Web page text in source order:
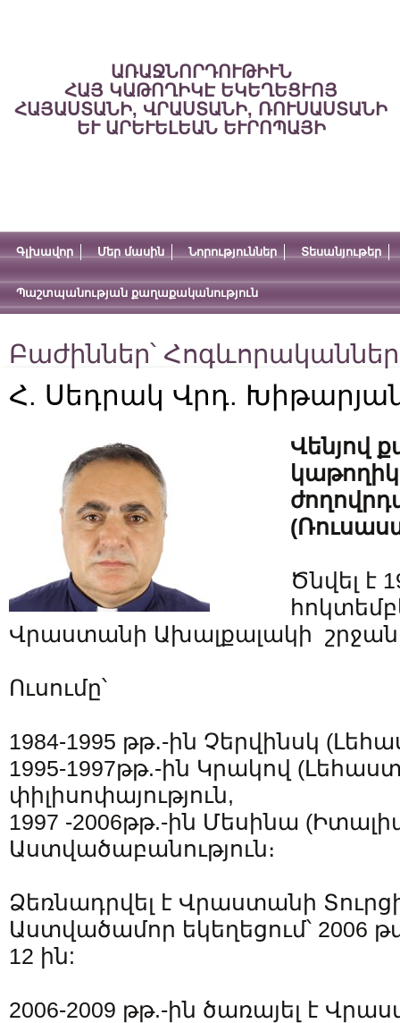
ԱՌԱՋՆՈՐԴՈՒԹԻՒՆ
ՀԱՅ ԿԱԹՈՂԻԿԷ ԵԿԵՂԵՑՒՈՅ
ՀԱՅԱՍՏԱՆԻ, ՎՐԱՍՏԱՆԻ, ՌՈՒՍԱՍՏԱՆԻ
ԵՒ ԱՐԵՒԵԼԵԱՆ ԵՒՐՈՊԱՅԻ
Գլխավոր Մեր մասին Նորություններ Տեսանյութեր
Պաշտպանության քաղաքականություն
Բաժիններ՝ Հոգևորականներ
Հ. Սեդրակ Վրդ.
Վենյով
Ծնվել է
Վրաստանի Ախալքալակի շրջանի
Ուսումը՝
1984-1995 թթ․-ին Չերվինսկ
1995-1997թթ.-ին Կրակով
փիլիսոփայություն,
1997 -2006թթ.-ին Մեսինա
Աստվածաբանություն։
Ձեռնադրվել է Վրաստանի
Աստվածամոր եկեղեցում՝ 2006
12 ին:
2006-2009 թթ.-ին ծառայել է